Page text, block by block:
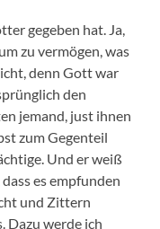
gegeben hat. Ja,
zu vermögen, was
denn Gott war
den
jemand, just ihnen
zum Gegenteil
Und er weiß
es empfunden
und Zittern
Dazu werde ich